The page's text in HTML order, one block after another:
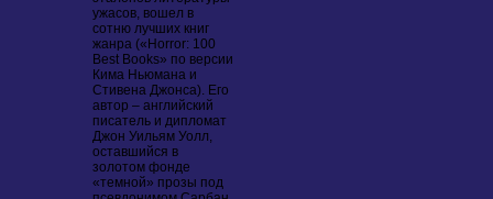
ужасов, вошел в
сотню лучших книг
жанра («Horror: 100
Best Books» по версии
Кима Ньюмана и
Стивена Джонса). Его
автор – английский
писатель и дипломат
Джон Уильям Уолл,
оставшийся в
золотом фонде
«темной» прозы под